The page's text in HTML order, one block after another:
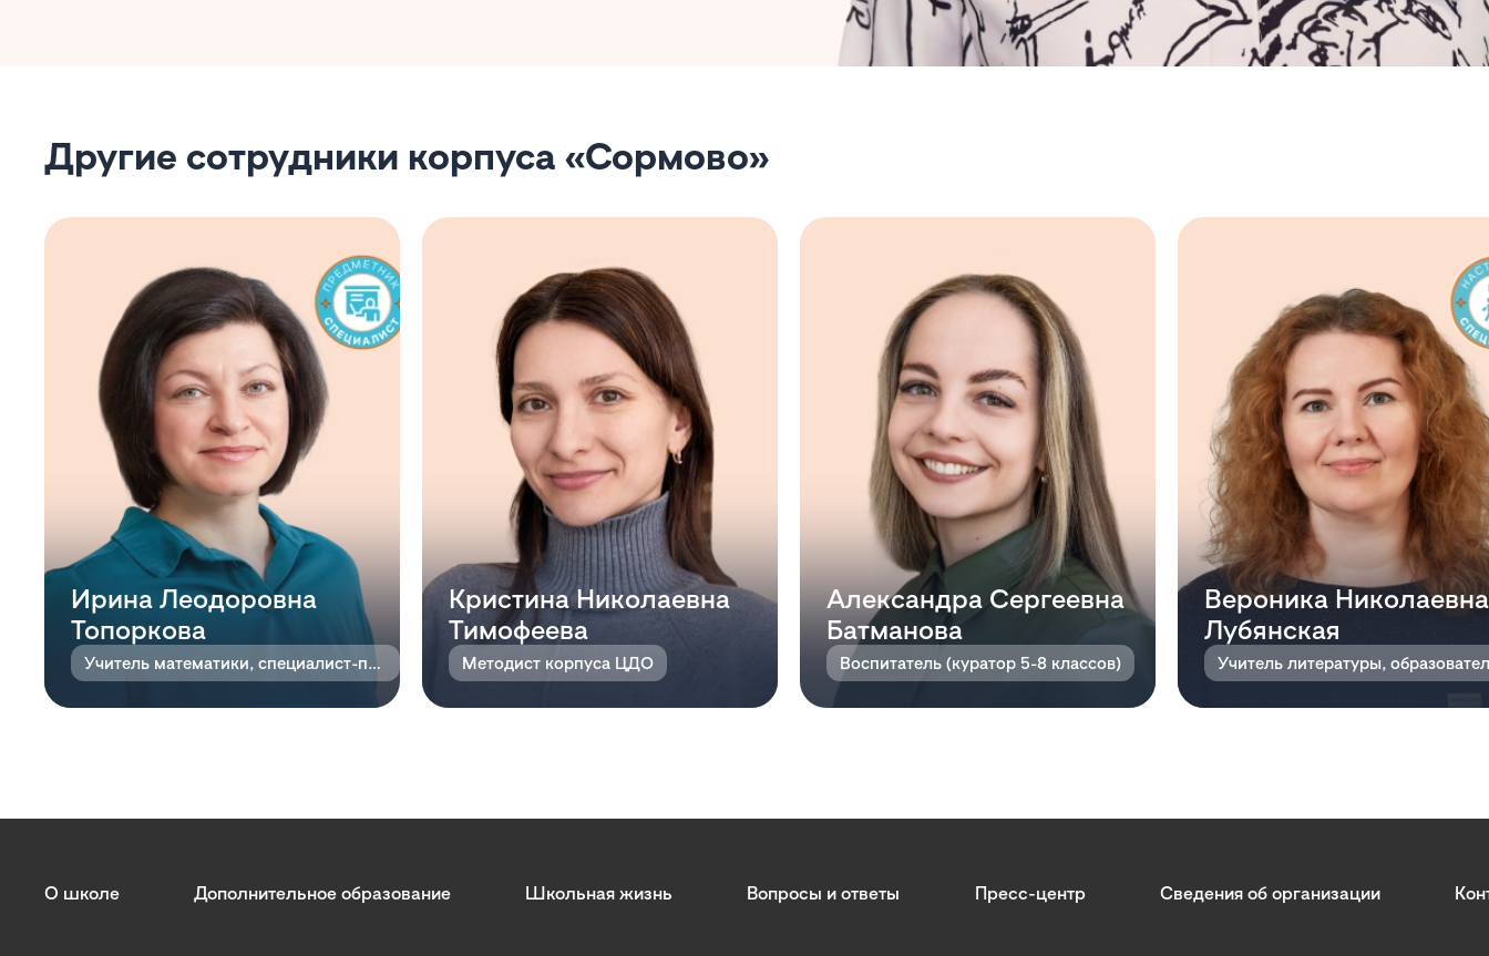
Другие сотрудники корпуса «Сормово»
Ирина Леодоровна
Топоркова
Учитель математики, специалист-предметник
Кристина Николаевна
Тимофеева
Методист корпуса ЦДО
Александра Сергеевна
Батманова
Воспитатель (куратор 5-8 классов)
Вероника Николаевна
Лубянская
О школе Дополнительное образование Школьная жизнь Вопросы и ответы Пресс-центр Сведения об организации